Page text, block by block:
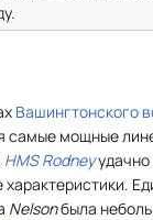
Вашингтонского
самые мощные
HMS Rodneyудачно
характеристики.
Nelsonбыла